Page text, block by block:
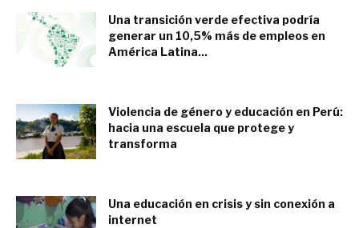
Una transición verde efectiva podría
generar un 10,5% más de empleos en
América Latina...
Violencia de género y educación en Perú:
hacia una escuela que protege y
transforma
Una educación en crisis y sin conexión a
internet